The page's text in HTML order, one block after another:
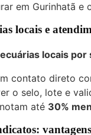
em Gurinhatã e
locais e
locais
contato direto
o selo, lote e
até 30%